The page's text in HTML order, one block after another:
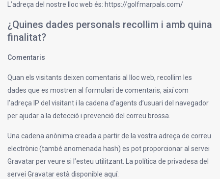
L’adreça del nostre lloc web és: https://golfmarpals.com/
¿Quines dades personals recollim i amb quina
finalitat?
Comentaris
Quan els visitants deixen comentaris al lloc web, recollim les
dades que es mostren al formulari de comentaris, així com
l’adreça IP del visitant i la cadena d’agents d’usuari del navegador
per ajudar a la detecció i prevenció del correu brossa.
Una cadena anònima creada a partir de la vostra adreça de correu
electrònic (també anomenada hash) es pot proporcionar al servei
Gravatar per veure si l’esteu utilitzant. La política de privadesa del
servei Gravatar està disponible aquí: